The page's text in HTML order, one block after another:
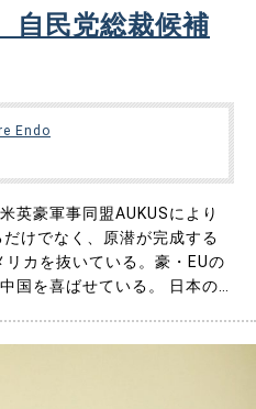
自民党総裁候補
Endo
英豪軍事同盟AUKUSにより
けでなく、原潜が完成する
カを抜いている。豪・EUの
国を喜ばせている。 日本の